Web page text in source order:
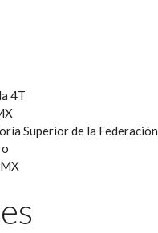
4T
Superior de la Federación